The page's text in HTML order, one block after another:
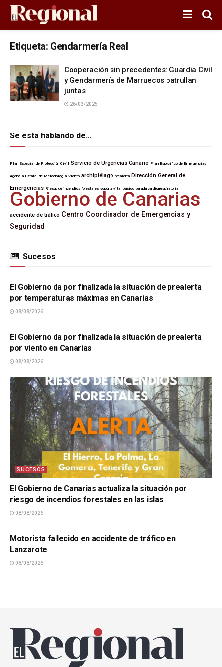
Etiqueta: Gendarmería Real
Cooperación sin precedentes: Guardia Civil
y Gendarmería de Marruecos patrullan
juntas
26/03/2025
Se esta hablando de…
Plan Especial de Protección Civil Servicio de Urgencias Canario Plan Específico de Emergencias
Agencia Estatal de Meteorología Viento archipiélago prealerta Dirección General de
Emergencias Riesgo de incendios forestales soporte vital básico parada cardiorrespiratoria
Gobierno de Canarias
accidente de tráfico Centro Coordinador de Emergencias y
Seguridad
Sucesos
SUCESOS
El Gobierno da por finalizada la situación de prealerta
por temperaturas máximas en Canarias
08/08/2026
El Gobierno da por finalizada la situación de prealerta
por viento en Canarias
08/08/2026
SUCESOS
El Gobierno de Canarias actualiza la situación por
riesgo de incendios forestales en las islas
08/08/2026
Motorista fallecido en accidente de tráfico en
Lanzarote
08/08/2026